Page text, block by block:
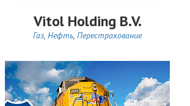
Vitol Holding B.V.
Газ, Нефть, Перестрахование